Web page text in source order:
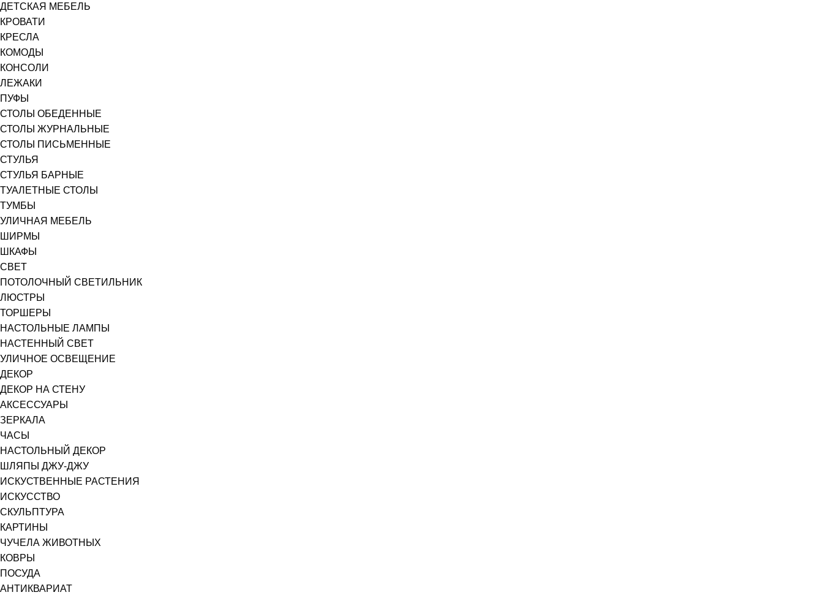
ДЕТСКАЯ МЕБЕЛЬ
КРОВАТИ
КРЕСЛА
КОМОДЫ
КОНСОЛИ
ЛЕЖАКИ
ПУФЫ
СТОЛЫ ОБЕДЕННЫЕ
СТОЛЫ ЖУРНАЛЬНЫЕ
СТОЛЫ ПИСЬМЕННЫЕ
СТУЛЬЯ
СТУЛЬЯ БАРНЫЕ
ТУАЛЕТНЫЕ СТОЛЫ
ТУМБЫ
УЛИЧНАЯ МЕБЕЛЬ
ШИРМЫ
ШКАФЫ
СВЕТ
ПОТОЛОЧНЫЙ СВЕТИЛЬНИК
ЛЮСТРЫ
ТОРШЕРЫ
НАСТОЛЬНЫЕ ЛАМПЫ
НАСТЕННЫЙ СВЕТ
УЛИЧНОЕ ОСВЕЩЕНИЕ
ДЕКОР
ДЕКОР НА СТЕНУ
АКСЕССУАРЫ
ЗЕРКАЛА
ЧАСЫ
НАСТОЛЬНЫЙ ДЕКОР
ШЛЯПЫ ДЖУ-ДЖУ
ИСКУСТВЕННЫЕ РАСТЕНИЯ
ИСКУССТВО
СКУЛЬПТУРА
КАРТИНЫ
ЧУЧЕЛА ЖИВОТНЫХ
КОВРЫ
ПОСУДА
АНТИКВАРИАТ